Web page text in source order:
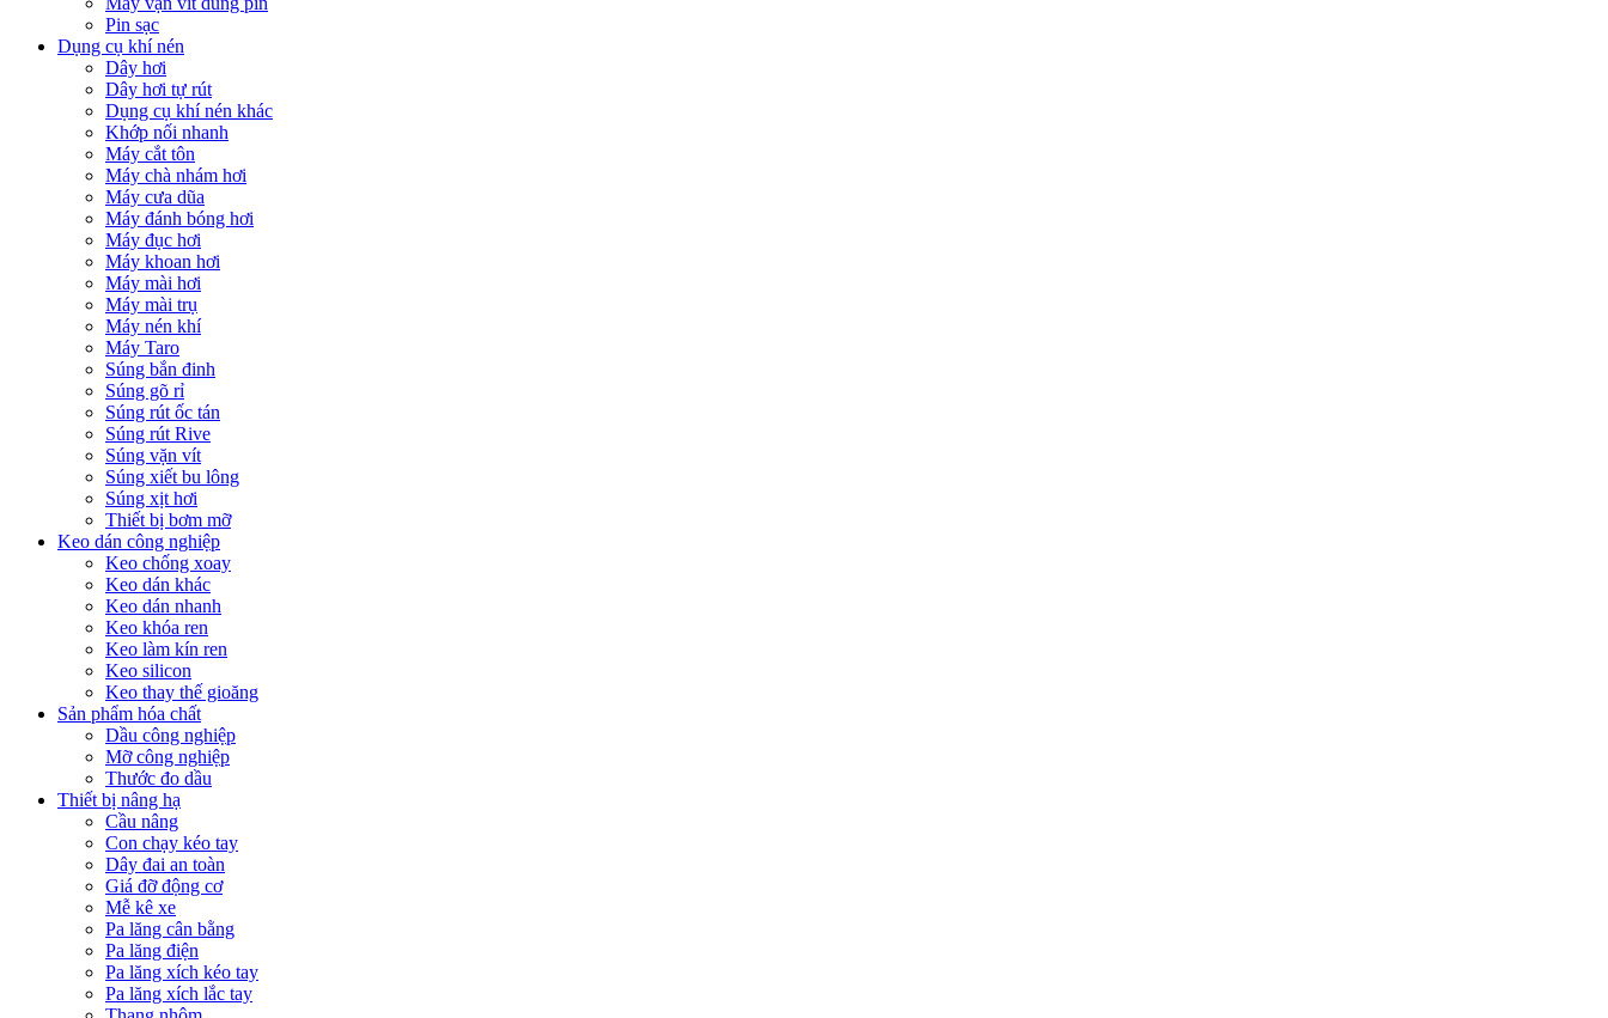
Pin sạc
Dụng cụ khí nén
Dây hơi
Dây hơi tự rút
Dụng cụ khí nén khác
Khớp nối nhanh
Máy cắt tôn
Máy chà nhám hơi
Máy cưa dũa
Máy đánh bóng hơi
Máy đục hơi
Máy khoan hơi
Máy mài hơi
Máy mài trụ
Máy nén khí
Máy Taro
Súng bắn đinh
Súng gõ rỉ
Súng rút ốc tán
Súng rút Rive
Súng vặn vít
Súng xiết bu lông
Súng xịt hơi
Thiết bị bơm mỡ
Keo dán công nghiệp
Keo chống xoay
Keo dán khác
Keo dán nhanh
Keo khóa ren
Keo làm kín ren
Keo silicon
Keo thay thế gioăng
Sản phẩm hóa chất
Dầu công nghiệp
Mỡ công nghiệp
Thước đo dầu
Thiết bị nâng hạ
Cầu nâng
Con chạy kéo tay
Dây đai an toàn
Giá đỡ động cơ
Mễ kê xe
Pa lăng cân bằng
Pa lăng điện
Pa lăng xích kéo tay
Pa lăng xích lắc tay